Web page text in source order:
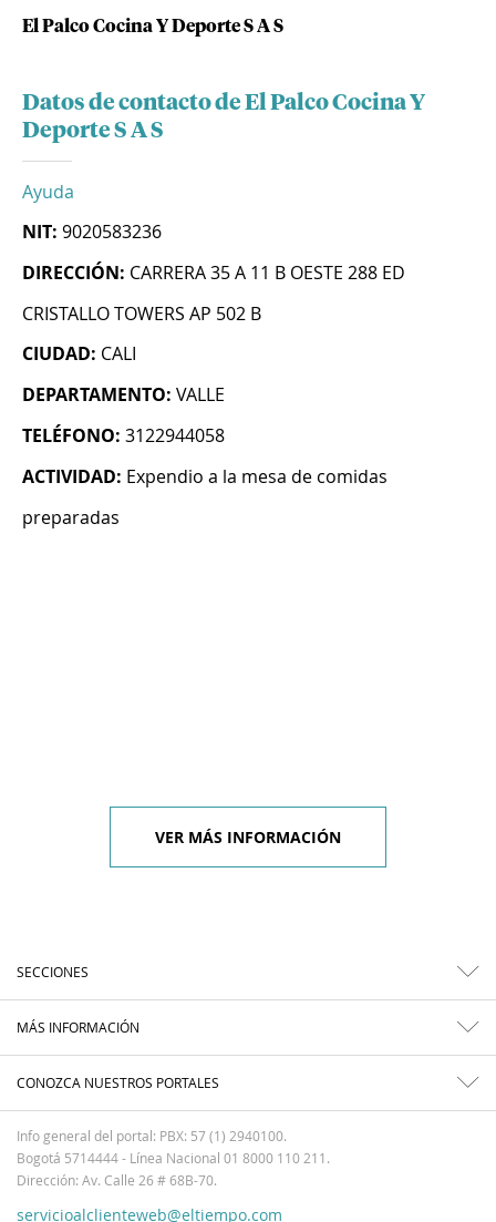
El Palco Cocina Y Deporte S A S
Datos de contacto de El Palco Cocina Y
Deporte S A S
Ayuda
NIT: 9020583236
DIRECCIÓN: CARRERA 35 A 11 B OESTE 288 ED
CRISTALLO TOWERS AP 502 B
CIUDAD: CALI
DEPARTAMENTO: VALLE
TELÉFONO: 3122944058
ACTIVIDAD: Expendio a la mesa de comidas
preparadas
VER MÁS INFORMACIÓN
SECCIONES
MÁS INFORMACIÓN
CONOZCA NUESTROS PORTALES
Info general del portal: PBX: 57 (1) 2940100.
Bogotá 5714444 - Línea Nacional 01 8000 110 211.
Dirección: Av. Calle 26 # 68B-70.
servicioalclienteweb@eltiempo.com